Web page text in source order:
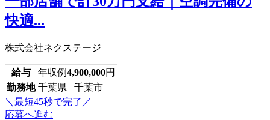
快適...
株式会社ネクステージ
給与 年収例4,900,000円
勤務地 千葉県 千葉市
＼最短45秒で完了／
応募へ進む